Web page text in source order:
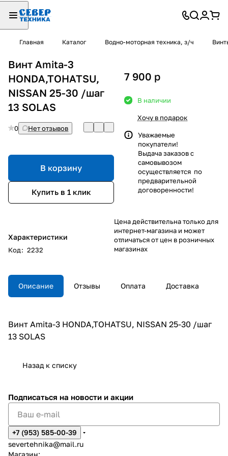
Главная Каталог Водно-моторная техника, з/ч
Винт Amita-3
HONDA,TOHATSU,
NISSAN 25-30 /шаг
13 SOLAS
0 Нет отзывов
В корзину
Купить в 1 клик
Характеристики
Код: 2232
7 900 p
В наличии
Хочу в подарок
Уважаемые
покупатели!
Выдача заказов с
самовывозом
осуществляется по
предварительной
договоренности!
Цена действительна только для
интернет-магазина и может
отличаться от цен в розничных
магазинах
Описание Отзывы Оплата Доставка
Винт Amita-3 HONDA,TOHATSU, NISSAN 25-30 /шаг
13 SOLAS
Назад к списку
Подписаться на новости и акции
+7 (953) 585-00-39
severtehnika@mail.ru
Магазин: